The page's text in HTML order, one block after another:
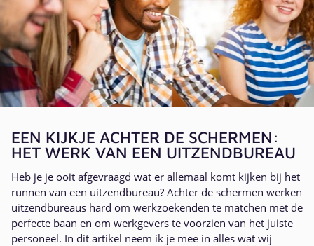
EEN KIJKJE ACHTER DE SCHERMEN:
HET WERK VAN EEN UITZENDBUREAU
Heb je je ooit afgevraagd wat er allemaal komt kijken bij het
runnen van een uitzendbureau? Achter de schermen werken
uitzendbureaus hard om werkzoekenden te matchen met de
perfecte baan en om werkgevers te voorzien van het juiste
personeel. In dit artikel neem ik je mee in alles wat wij